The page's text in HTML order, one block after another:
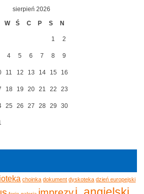
sierpień 2026
W Ś C P S N
1 2
4 5 6 7 8 9
11 12 13 14 15 16
18 19 20 21 22 23
25 26 27 28 29 30
choinka dokument dyskoteka dzień europejski